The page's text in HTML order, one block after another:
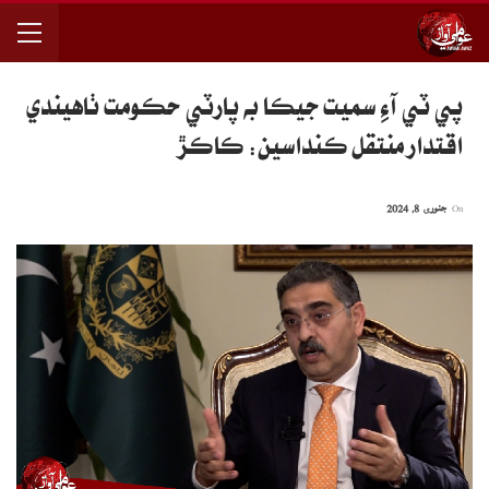
پي ٽي آءِ سميت جيڪا به پارٽي حڪومت ٺاهيندي
اقتدار منتقل ڪنداسين: ڪاڪڙ